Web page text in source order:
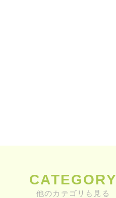
CATEGORY
他のカテゴリも見る